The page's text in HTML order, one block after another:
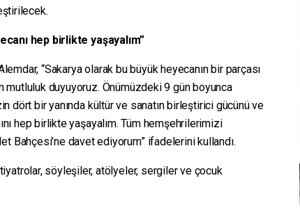
hep birlikte yaşayalım”
“Sakarya olarak bu büyük heyecanın bir parçası
mutluluk duyuyoruz. Önümüzdeki 9 gün boyunca
dört bir yanında kültür ve sanatın birleştirici gücünü ve
hep birlikte yaşayalım. Tüm hemşehrilerimizi
davet ediyorum” ifadelerini kullandı.
söyleşiler, atölyeler, sergiler ve çocuk